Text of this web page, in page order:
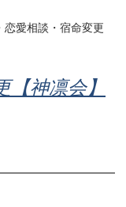
愛相談・宿命変更
神凛会】